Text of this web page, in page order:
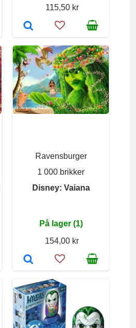
115,50 kr
Ravensburger
1 000 brikker
Disney: Vaiana
På lager (1)
154,00 kr